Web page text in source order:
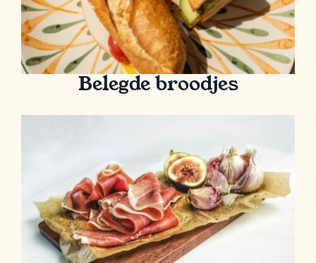
Belegde broodjes